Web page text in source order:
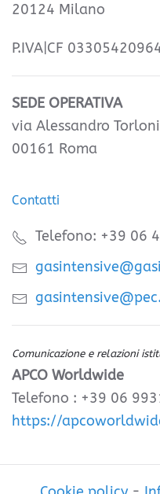
20124 Milano
P.IVA|CF
SEDE OPERATIVA
via Alessandro
00161 Roma
Contatti
Telefono: +39 06
Comunicazione e relazioni
APCO Worldwide
Telefono : +39 06
https://